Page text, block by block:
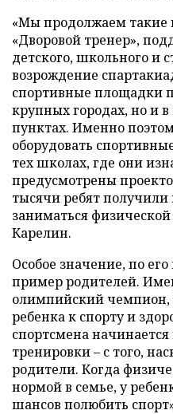
«Мы продолжаем такие
«Дворовой тренер»,
детского, школьного и
возрождение
спортивные площадки
крупных городах, но и
пунктах. Именно
оборудовать
тех школах, где они
предусмотрены
тысячи ребят получили
заниматься физической
Карелин.
Особое значение, по
пример родителей.
олимпийский
ребенка к спорту и
спортсмена
тренировки – с того,
родители. Когда
нормой в семье, у
шансов полюбить